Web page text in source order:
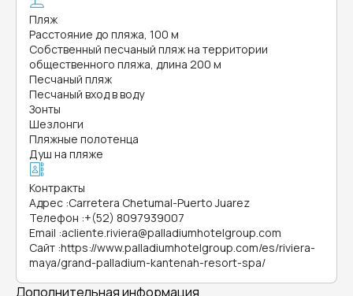
Пляж
Расстояние до пляжа, 100 м
Собственный песчаный пляж на территории
общественного пляжа, длина 200 м
Песчаный пляж
Песчаный вход в воду
Зонты
Шезлонги
Пляжные полотенца
Душ на пляже
Контракты
Адрес :Carretera Chetumal-Puerto Juarez
Телефон :+(52) 8097939007
Email :acliente.riviera@palladiumhotelgroup.com
Сайт :https://www.palladiumhotelgroup.com/es/riviera-
maya/grand-palladium-kantenah-resort-spa/
Дополнительная информация